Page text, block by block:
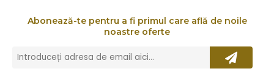
Abonează-te pentru a fi primul care află de noile
noastre oferte